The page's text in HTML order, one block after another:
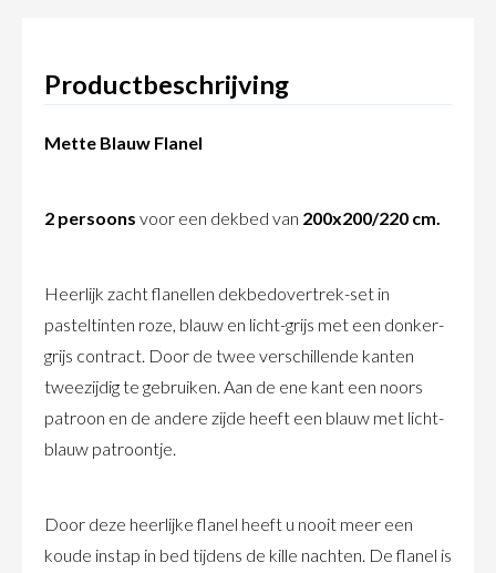
Productbeschrijving
Mette Blauw Flanel
2 persoons voor een dekbed van 200x200/220 cm.
Heerlijk zacht flanellen dekbedovertrek-set in
pasteltinten roze, blauw en licht-grijs met een donker-
grijs contract. Door de twee verschillende kanten
tweezijdig te gebruiken. Aan de ene kant een noors
patroon en de andere zijde heeft een blauw met licht-
blauw patroontje.
Door deze heerlijke flanel heeft u nooit meer een
koude instap in bed tijdens de kille nachten. De flanel is